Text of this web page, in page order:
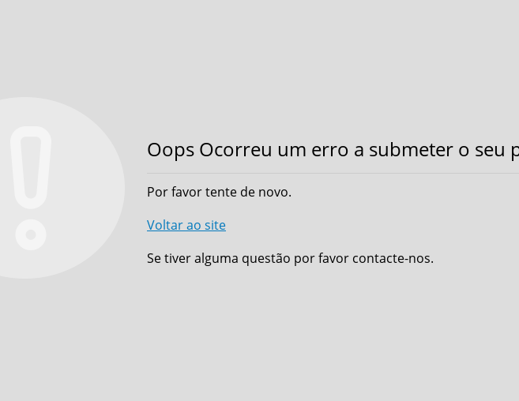
Oops Ocorreu um erro a submeter o seu
Por favor tente de novo.
Voltar ao site
Se tiver alguma questão por favor contacte-nos.